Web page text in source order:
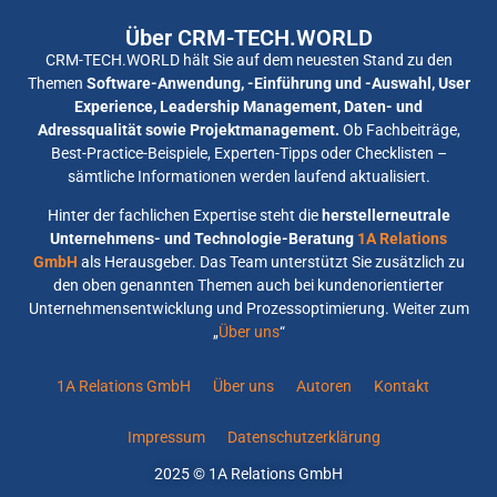
Über CRM-TECH.WORLD
CRM-TECH.WORLD hält Sie auf dem neuesten Stand zu den
Themen Software-Anwendung, -Einführung und -Auswahl, User
Experience, Leadership Management, Daten- und
Adressqualität sowie Projektmanagement. Ob Fachbeiträge,
Best-Practice-Beispiele, Experten-Tipps oder Checklisten –
sämtliche Informationen werden laufend aktualisiert.
Hinter der fachlichen Expertise steht die herstellerneutrale
Unternehmens- und Technologie-Beratung 1A Relations
GmbH als Herausgeber. Das Team unterstützt Sie zusätzlich zu
den oben genannten Themen auch bei kundenorientierter
Unternehmensentwicklung und Prozessoptimierung. Weiter zum
„Über uns“
1A Relations GmbH Über uns Autoren Kontakt
Impressum Datenschutzerklärung
2025 © 1A Relations GmbH